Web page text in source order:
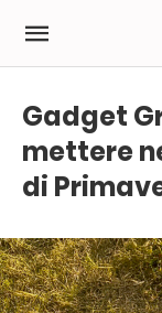
Gadget
mettere
di